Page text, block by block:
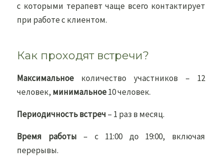
с которыми терапевт чаще всего контактирует
при работе с клиентом.
Как проходят встречи?
Максимальное количество участников – 12
человек, минимальное10 человек.
Периодичность встреч – 1 раз в месяц.
Время работы – с 11:00 до 19:00, включая
перерывы.